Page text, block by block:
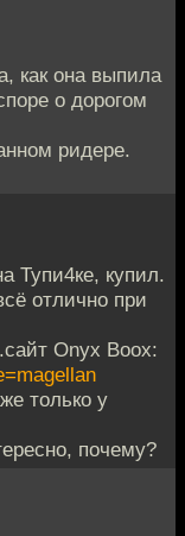
как она выпила
о дорогом
ридере.
Тупи4ке, купил.
отлично при
Onyx Boox:
только у
почему?